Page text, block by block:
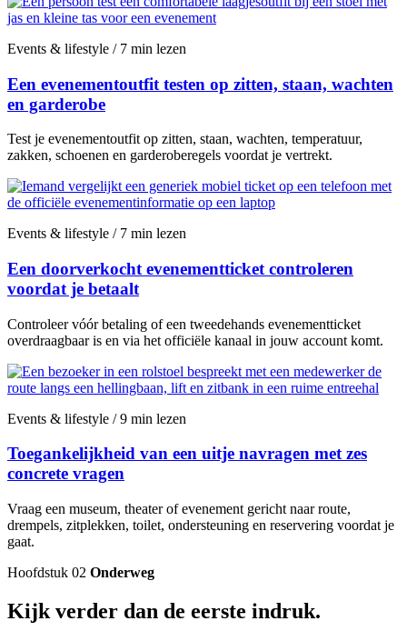
Events & lifestyle / 7 min lezen
Een evenementoutfit testen op zitten, staan, wachten
en garderobe
Test je evenementoutfit op zitten, staan, wachten, temperatuur,
zakken, schoenen en garderoberegels voordat je vertrekt.
Events & lifestyle / 7 min lezen
Een doorverkocht evenementticket controleren
voordat je betaalt
Controleer vóór betaling of een tweedehands evenementticket
overdraagbaar is en via het officiële kanaal in jouw account komt.
Events & lifestyle / 9 min lezen
Toegankelijkheid van een uitje navragen met zes
concrete vragen
Vraag een museum, theater of evenement gericht naar route,
drempels, zitplekken, toilet, ondersteuning en reservering voordat je
gaat.
Hoofdstuk 02 Onderweg
Kijk verder dan de eerste indruk.